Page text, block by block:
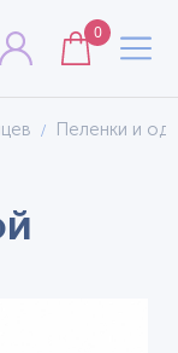
0
Пеленки и